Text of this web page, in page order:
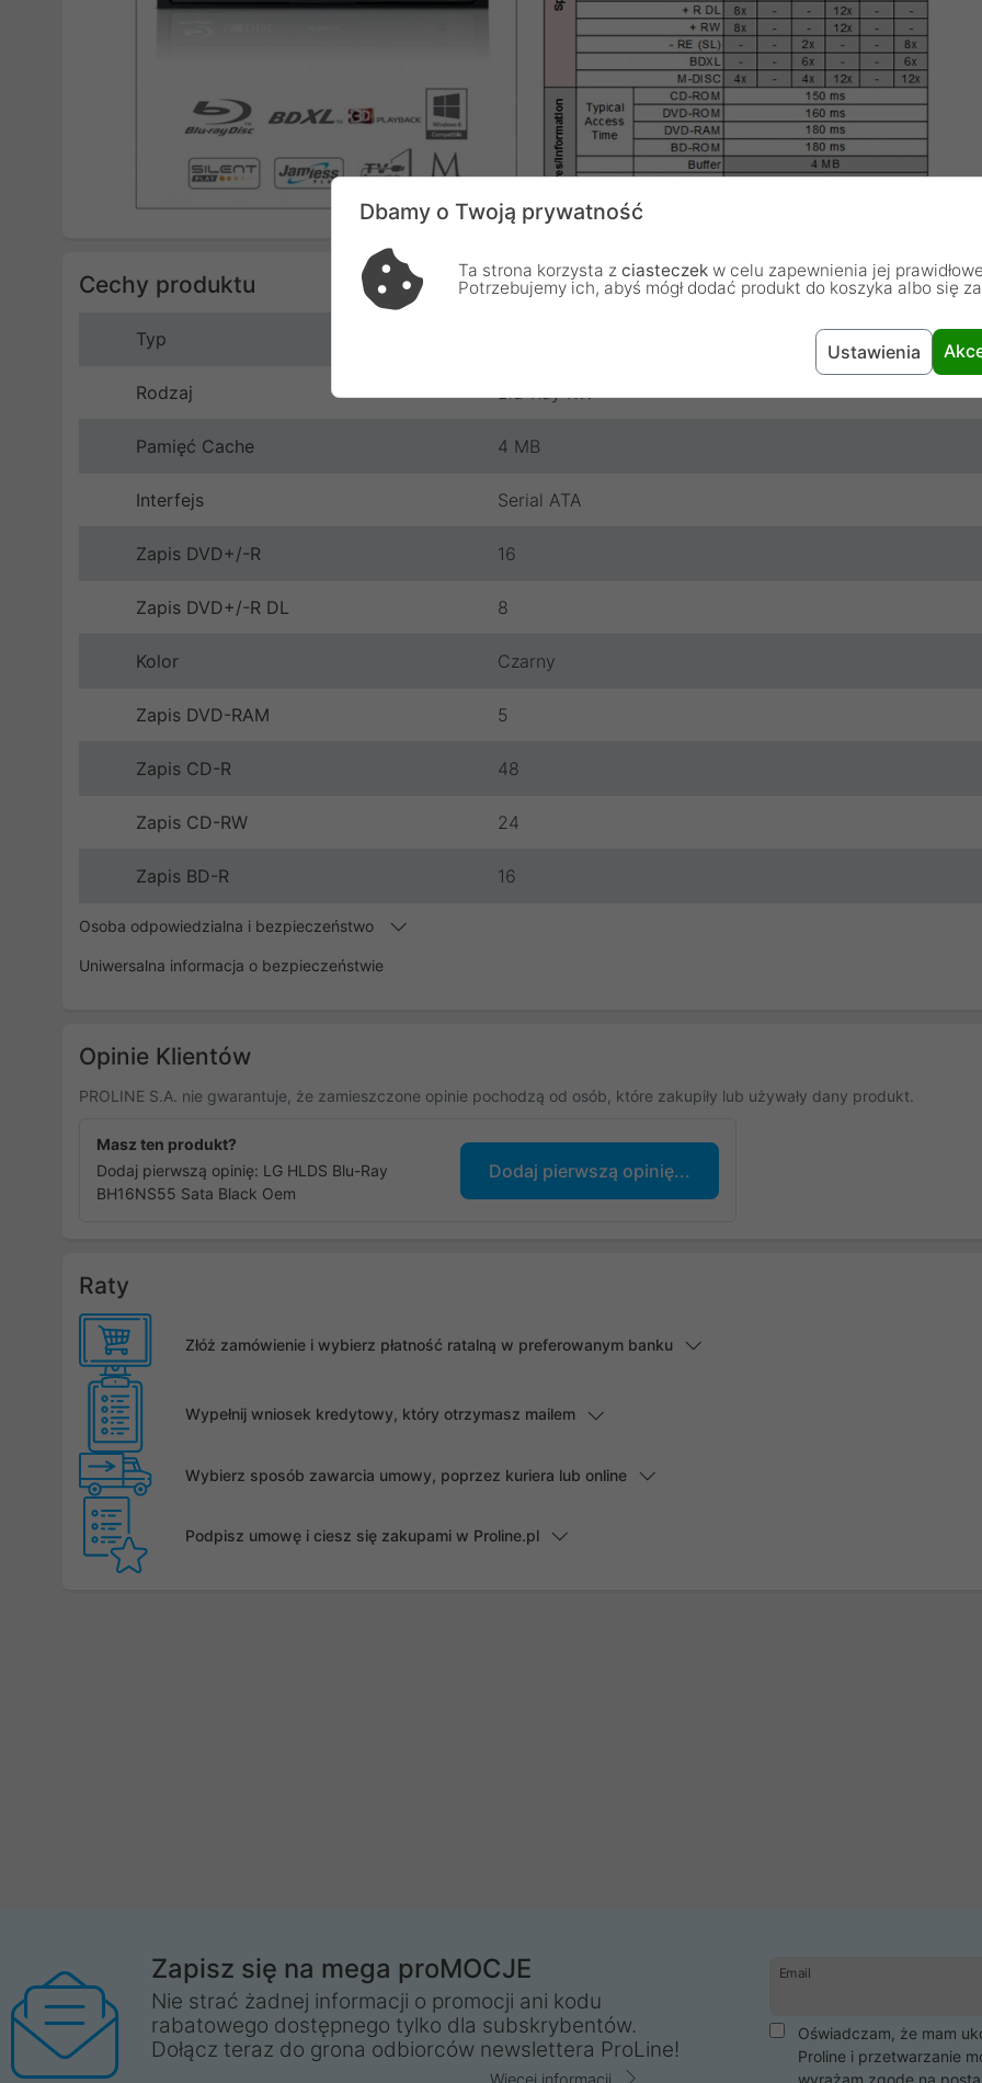
Cechy produktu
Typ
Rodzaj Blu-Ray RW
Pamięć Cache 4 MB
Interfejs Serial ATA
Zapis DVD+/-R 16
Zapis DVD+/-R DL 8
Kolor Czarny
Zapis DVD-RAM 5
Zapis CD-R 48
Zapis CD-RW 24
Zapis BD-R 16
Osoba odpowiedzialna i bezpieczeństwo
Uniwersalna informacja o bezpieczeństwie
Opinie Klientów
PROLINE S.A. nie gwarantuje, że zamieszczone opinie pochodzą od osób, które zakupiły lub używały dany produkt.
Masz ten produkt?
Dodaj pierwszą opinię: LG HLDS Blu-Ray
BH16NS55 Sata Black Oem
Dodaj pierwszą opinię...
Raty
Złóż zamówienie i wybierz płatność ratalną w preferowanym banku
Wypełnij wniosek kredytowy, który otrzymasz mailem
Wybierz sposób zawarcia umowy, poprzez kuriera lub online
Podpisz umowę i ciesz się zakupami w Proline.pl
Zapisz się na mega proMOCJE
Nie strać żadnej informacji o promocji ani kodu
rabatowego dostępnego tylko dla subskrybentów.
Dołącz teraz do grona odbiorców newslettera ProLine!
Email
Oświadczam, że mam
Proline i przetwarzanie
wyrażam zgodę na
Dbamy o Twoją prywatność
Ta strona korzysta z ciasteczek w celu zapewnienia jej
Potrzebujemy ich, abyś mógł dodać produkt do koszyka albo się
Ustawienia